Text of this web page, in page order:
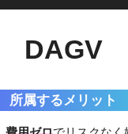
DAGV
所属するメリット